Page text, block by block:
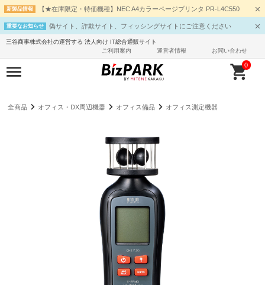
新製品情報 【★在庫限定・特価機種】NEC A4カラーページプリンタ PR-L4C550
重要なお知らせ 偽サイト、詐欺サイト、フィッシングサイトにご注意ください
三谷商事株式会社の運営する 法人向け IT総合通販サイト
ご利用案内
運営者情報 お問い合わせ
0
全商品 オフィス・DX周辺機器 オフィス備品 オフィス測定機器